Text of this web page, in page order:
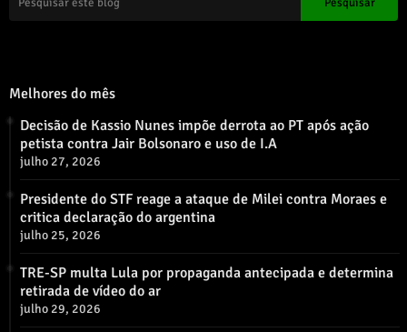
Melhores do mês
Decisão de Kassio Nunes impõe derrota ao PT após ação
petista contra Jair Bolsonaro e uso de I.A
julho 27, 2026
Presidente do STF reage a ataque de Milei contra Moraes e
critica declaração do argentina
julho 25, 2026
TRE-SP multa Lula por propaganda antecipada e determina
retirada de vídeo do ar
julho 29, 2026